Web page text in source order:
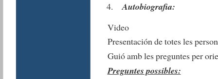
Autobiografia:
Video
Presentación de totes les
Guió amb les preguntes per
Preguntes possibles: